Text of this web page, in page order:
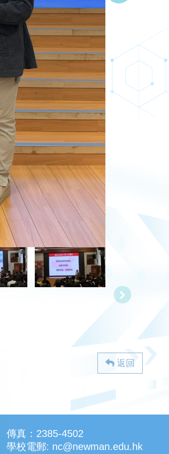
返回
傳真：2385-4502
學校電郵: nc@newman.edu.hk